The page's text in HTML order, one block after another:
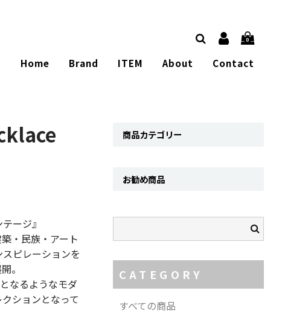
0
Home Brand ITEM About Contact
ージ』
・民族・アート
ピレーションを
。
なるようなモダ
ションとなって
商品カテゴリー
お勧め商品
CATEGORY
すべての商品